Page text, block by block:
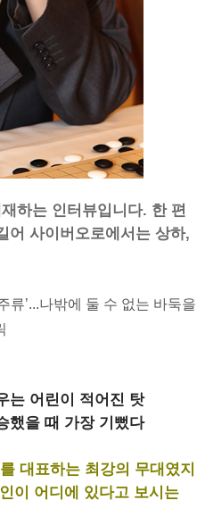
하는 인터뷰입니다. 한 편
어 사이버오로에서는 상하,
류’...나밖에 둘 수 없는 바둑을
는 어린이 적어진 탓
했을 때 가장 기뻤다
대표하는 최강의 무대였지
이 어디에 있다고 보시는